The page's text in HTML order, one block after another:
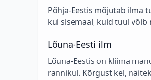
Põhja-Eestis mõjutab ilma
kui sisemaal, kuid tuul
Lõuna-Eesti ilm
Lõuna-Eestis on kliima
rannikul. Kõrgustikel,